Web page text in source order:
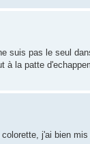
suis pas le seul
à la patte
j'ai bien